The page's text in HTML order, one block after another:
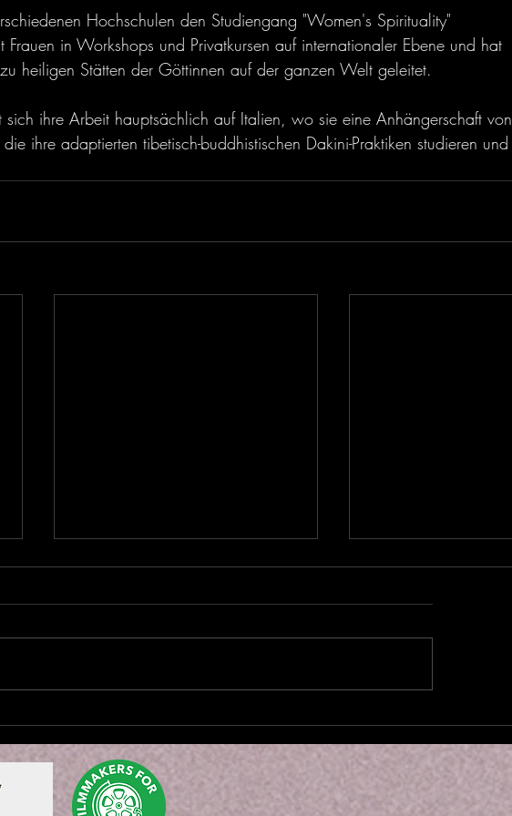
Hochschulen den Studiengang "Women's Spirituality"
Frauen in Workshops und Privatkursen auf internationaler Ebene und hat
heiligen Stätten der Göttinnen auf der ganzen Welt geleitet.
ihre Arbeit hauptsächlich auf Italien, wo sie eine Anhängerschaft von
ihre adaptierten tibetisch-buddhistischen Dakini-Praktiken studieren und